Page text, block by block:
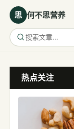
思 何不思营养
营养与饮食
保健食品
热点关注